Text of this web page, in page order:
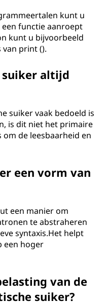
kunt u
functie aanroept
kunt u bijvoorbeeld
print ().
suiker altijd
suiker vaak bedoeld is
is dit niet het primaire
de leesbaarheid en
een vorm van
een manier om
te abstraheren
syntaxis.Het helpt
een hoger
van de
suiker?